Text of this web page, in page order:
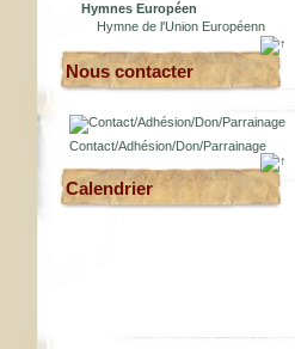
Hymnes Européen
Hymne de l'Union Européenn
Nous contacter
Contact/Adhésion/Don/Parrainage
Calendrier